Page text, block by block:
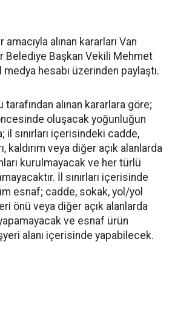
alınan kararları Van
Belediye Başkan Vekili Mehmet
hesabı üzerinden paylaştı.
tarafından alınan kararlara göre;
oluşacak yoğunluğun
il sınırları içerisindeki cadde,
kaldırım veya diğer açık alanlarda
kurulmayacak ve her türlü
İl sınırları içerisinde
esnaf; cadde, sokak, yol/yol
önü veya diğer açık alanlarda
ve esnaf ürün
alanı içerisinde yapabilecek.